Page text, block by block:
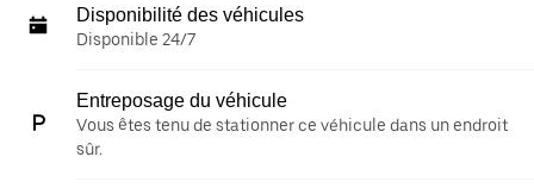
Disponibilité des véhicules
Disponible 24/7
Entreposage du véhicule
Vous êtes tenu de stationner ce véhicule dans un endroit
sûr.